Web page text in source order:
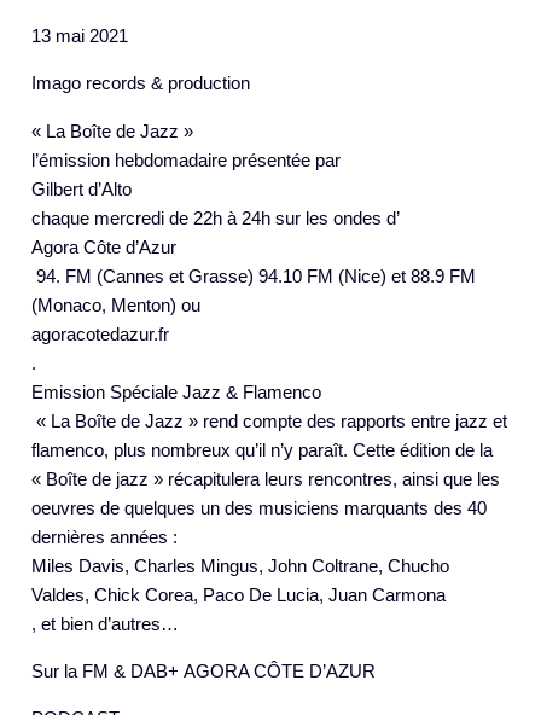
13 mai 2021
Imago records & production
« La Boîte de Jazz »
l’émission hebdomadaire présentée par
Gilbert d’Alto
chaque mercredi de 22h à 24h sur les ondes d’
Agora Côte d’Azur
94. FM (Cannes et Grasse) 94.10 FM (Nice) et 88.9 FM
(Monaco, Menton) ou
agoracotedazur.fr
.
Emission Spéciale Jazz & Flamenco
« La Boîte de Jazz » rend compte des rapports entre jazz et
flamenco, plus nombreux qu’il n’y paraît. Cette édition de la
« Boîte de jazz » récapitulera leurs rencontres, ainsi que les
oeuvres de quelques un des musiciens marquants des 40
dernières années :
Miles Davis, Charles Mingus, John Coltrane, Chucho
Valdes, Chick Corea, Paco De Lucia, Juan Carmona
, et bien d’autres…
Sur la FM & DAB+ AGORA CÔTE D’AZUR